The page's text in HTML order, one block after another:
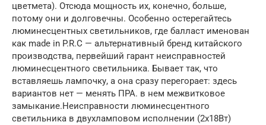
цветмета). Отсюда мощность их, конечно, больше,
потому они и долговечны. Особенно остерегайтесь
люминесцентных светильников, где балласт именован
как made in P.R.C — альтернативный бренд китайского
производства, первейший гарант неисправностей
люминесцентного светильника. Бывает так, что
вставляешь лампочку, а она сразу перегорает: здесь
вариантов нет — менять ПРА. в нем межвитковое
замыкание.Неисправности люминесцентного
светильника в двухламповом исполнении (2х18Вт)